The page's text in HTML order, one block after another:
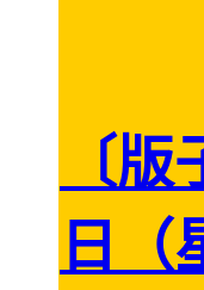
〔
日（